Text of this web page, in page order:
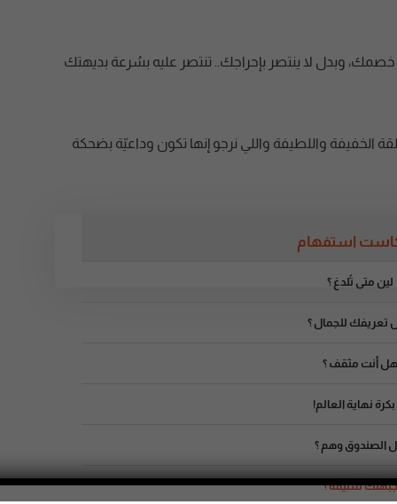
خصمك، وبدل لا ينتصر بإحراجك.. تنتصر عليه بسُرعة بديهتك
الخفيفة واللطيفة واللي نرجو إنها تكون وداعيّة بضحكة
استفهام
لين متى تُلدغ ؟
تعريفك للجمال ؟
هل أنت مثقف ؟
نهاية العالم!
الصندوق وهم ؟
جبهتك سليمة ؟